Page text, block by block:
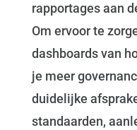
rapportages aan
Om ervoor te
dashboards van
je meer
duidelijke
standaarden,